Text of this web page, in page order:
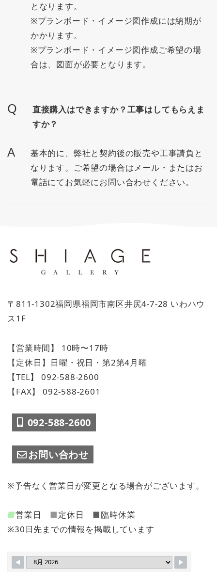
となります。
※プランボード・イメージ図作成には納期が
かかります。
※プランボード・イメージ図作成ご希望の場
合は、図面が必要となります。
Q
直接購入はできますか？工事はしてもらえま
すか？
A
基本的に、弊社と契約後の販売や工事請負と
なります。ご希望の場合はメール・またはお
電話にてお気軽にお問い合わせください。
〒811-1302福岡県福岡市南区井尻4-7-28 いわハウ
ス1F
【営業時間】 10時〜17時
【定休日】日曜・祝日・第2第4月曜
【TEL】 092-588-2600
【FAX】 092-588-2601
092-588-2600
お問い合わせ
※予告なく営業日が変更となる場合がございます。
■営業日 ■定休日 ■臨時休業
※30日先までの情報を掲載しています